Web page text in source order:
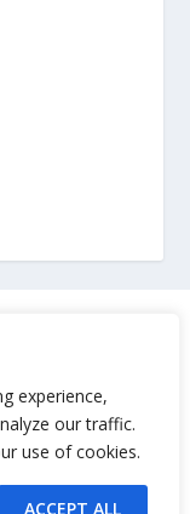
experience,
our traffic.
use of cookies.
ACCEPT ALL